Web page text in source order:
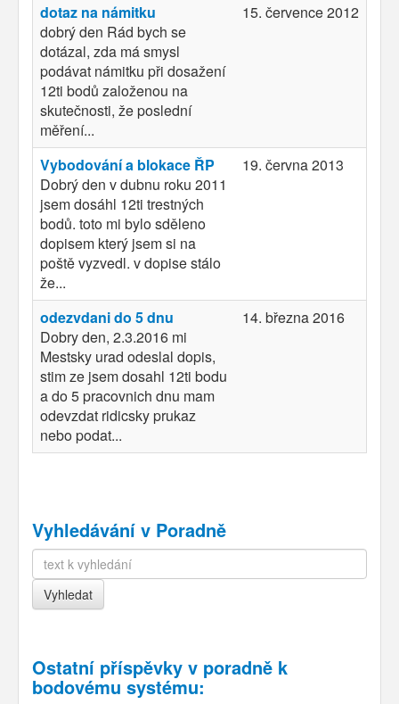
dotaz na námitku
dobrý den Rád bych se
dotázal, zda má smysl
podávat námitku při dosažení
12ti bodů založenou na
skutečnosti, že poslední
měření...
15. července 2012
Vybodování a blokace ŘP
Dobrý den v dubnu roku 2011
jsem dosáhl 12ti trestných
bodů. toto mi bylo sděleno
dopisem který jsem si na
poště vyzvedl. v dopise stálo
že...
19. června 2013
odezvdani do 5 dnu
Dobry den, 2.3.2016 mi
Mestsky urad odeslal dopis,
stim ze jsem dosahl 12ti bodu
a do 5 pracovnich dnu mam
odevzdat ridicsky prukaz
nebo podat...
14. března 2016
Vyhledávání v Poradně
Ostatní příspěvky v poradně k
bodovému systému: